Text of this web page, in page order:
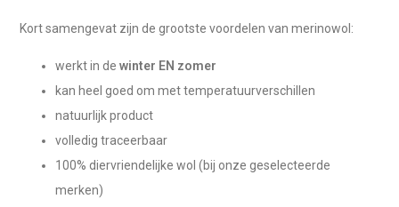
Kort samengevat zijn de grootste voordelen van merinowol:
werkt in dewinter EN zomer
kan heel goed om met temperatuurverschillen
natuurlijk product
volledig traceerbaar
100% diervriendelijke wol (bij onze geselecteerde
merken)